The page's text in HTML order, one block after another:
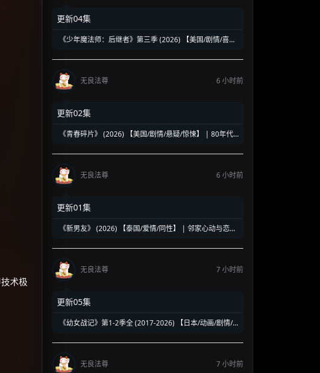
术极
更新04集
《少年魔法师：后继者》第三季 (2026) 【美国/剧情/喜剧/
拯救家族
无良法尊
6 小时前
更新02集
《青春碎片》 (2026) 【美国/剧情/悬疑/惊悚】 | 80年代
无良法尊 6 小时前
更新01集
《新男友》 (2026) 【泰国/爱情/同性】 | 邻家心动与恋爱
无良法尊 7 小时前
更新05集
《幼女战记》第1-2季全 (2017-2026) 【日本/动画/剧情/
异世界神作
无良法尊
7 小时前